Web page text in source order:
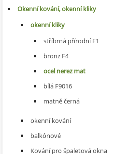
Okenní kování, okenní kliky
okenní kliky
stříbrná přírodní F1
bronz F4
ocel nerez mat
bílá F9016
matně černá
okenní kování
balkónové
Kování pro špaletová okna